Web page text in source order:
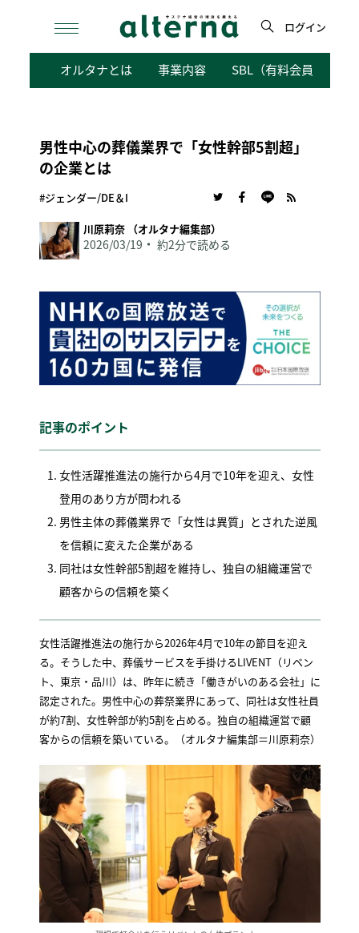
検
ログイン
オルタナとは 事業内容 SBL（有料会員向けサ
男性中心の葬儀業界で「女性幹部5割超」
の企業とは
#ジェンダー/DE＆I
川原莉奈 （オルタナ編集部）
2026/03/19 約2分で読める
記事のポイント
女性活躍推進法の施行から4月で10年を迎え、女性
登用のあり方が問われる
男性主体の葬儀業界で「女性は異質」とされた逆風
を信頼に変えた企業がある
同社は女性幹部5割超を維持し、独自の組織運営で
顧客からの信頼を築く
女性活躍推進法の施行から2026年4月で10年の節目を迎え
る。そうした中、葬儀サービスを手掛けるLIVENT（リベン
ト、東京・品川）は、昨年に続き「働きがいのある会社」に
認定された。男性中心の葬祭業界にあって、同社は女性社員
が約7割、女性幹部が約5割を占める。独自の組織運営で顧
客からの信頼を築いている。（オルタナ編集部＝川原莉奈）